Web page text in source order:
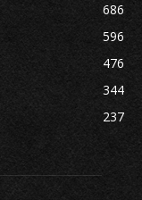
686
596
476
344
237